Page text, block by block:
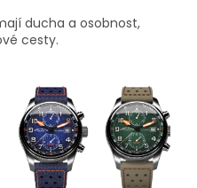
ducha a osobnost,
cesty.